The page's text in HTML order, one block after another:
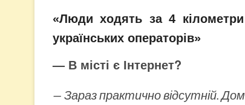
«Люди ходять за 4
українських операторів»
— В місті є Інтернет?
— Зараз практично відсутній.